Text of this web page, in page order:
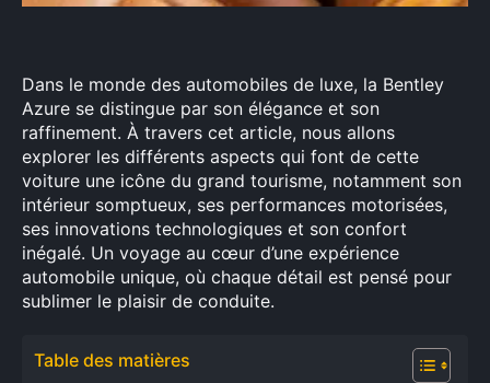
Dans le monde des automobiles de luxe, la Bentley
Azure se distingue par son élégance et son
raffinement. À travers cet article, nous allons
explorer les différents aspects qui font de cette
voiture une icône du grand tourisme, notamment son
intérieur somptueux, ses performances motorisées,
ses innovations technologiques et son confort
inégalé. Un voyage au cœur d’une expérience
automobile unique, où chaque détail est pensé pour
sublimer le plaisir de conduite.
Table des matières